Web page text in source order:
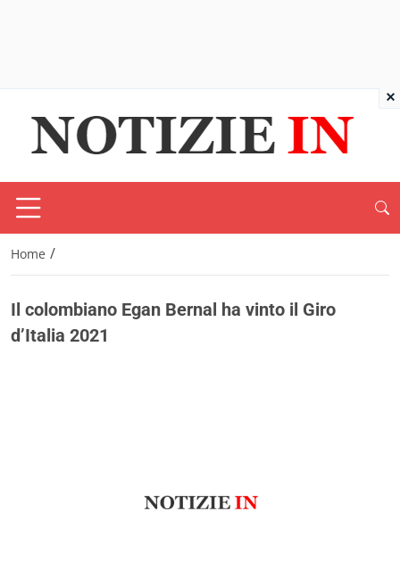
Home /
Il colombiano Egan Bernal ha vinto il Giro
d’Italia 2021
×